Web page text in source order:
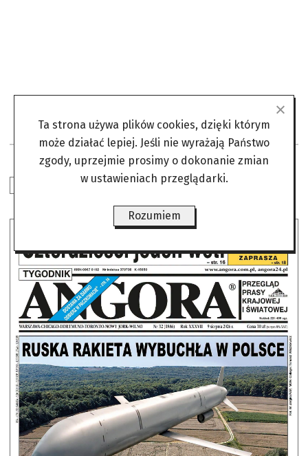
Ta strona używa plików cookies, dzięki którym
może działać lepiej. Jeśli nie wyrażają Państwo
zgody, uprzejmie prosimy o dokonanie zmian
w ustawieniach przeglądarki.
Rozumiem